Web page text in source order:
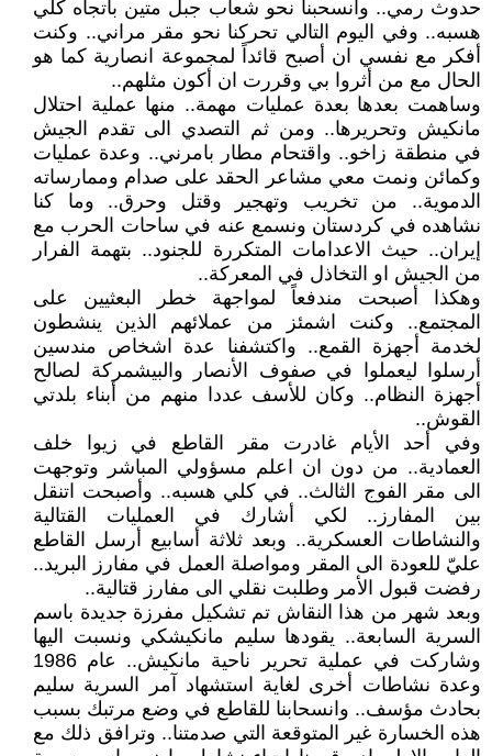
حدوث رمي.. وانسحبنا نحو شعاب جبل متين باتجاه كلي
هسبه.. وفي اليوم التالي تحركنا نحو مقر مراني.. وكنت
أفكر مع نفسي ان أصبح قائداً لمجموعة انصارية كما هو
الحال مع من أثروا بي وقررت ان أكون مثلهم..
وساهمت بعدها بعدة عمليات مهمة.. منها عملية احتلال
مانكيش وتحريرها.. ومن ثم التصدي الى تقدم الجيش
في منطقة زاخو.. واقتحام مطار بامرني.. وعدة عمليات
وكمائن ونمت معي مشاعر الحقد على صدام وممارساته
الدموية.. من تخريب وتهجير وقتل وحرق.. وما كنا
نشاهده في كردستان ونسمع عنه في ساحات الحرب مع
إيران.. حيث الاعدامات المتكررة للجنود.. بتهمة الفرار
من الجيش او التخاذل في المعركة..
وهكذا أصبحت مندفعاً لمواجهة خطر البعثيين على
المجتمع.. وكنت اشمئز من عملائهم الذين ينشطون
لخدمة أجهزة القمع.. واكتشفنا عدة اشخاص مندسين
أرسلوا ليعملوا في صفوف الأنصار والبيشمركة لصالح
أجهزة النظام.. وكان للأسف عددا منهم من أبناء بلدتي
القوش..
وفي أحد الأيام غادرت مقر القاطع في زيوا خلف
العمادية.. من دون ان اعلم مسؤولي المباشر وتوجهت
الى مقر الفوج الثالث.. في كلي هسبه.. وأصبحت اتنقل
بين المفارز.. لكي أشارك في العمليات القتالية
والنشاطات العسكرية.. وبعد ثلاثة أسابيع أرسل القاطع
عليّ للعودة الى المقر ومواصلة العمل في مفارز البريد..
رفضت قبول الأمر وطلبت نقلي الى مفارز قتالية..
وبعد شهر من هذا النقاش تم تشكيل مفرزة جديدة باسم
السرية السابعة.. يقودها سليم مانكيشكي ونسبت اليها
وشاركت في عملية تحرير ناحية مانكيش.. عام 1986
وعدة نشاطات أخرى لغاية استشهاد آمر السرية سليم
بحادث مؤسف.. وانسحابنا للقاطع في وضع مرتبك بسبب
هذه الخسارة غير المتوقعة التي صدمتنا.. وترافق ذلك مع